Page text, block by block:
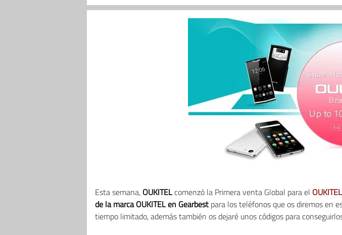
Esta semana, OUKITELcomenzó la Primera venta Global para el
de la marca OUKITEL en Gearbest para los teléfonos que os diremos en
tiempo limitado, además también os dejaré unos códigos para